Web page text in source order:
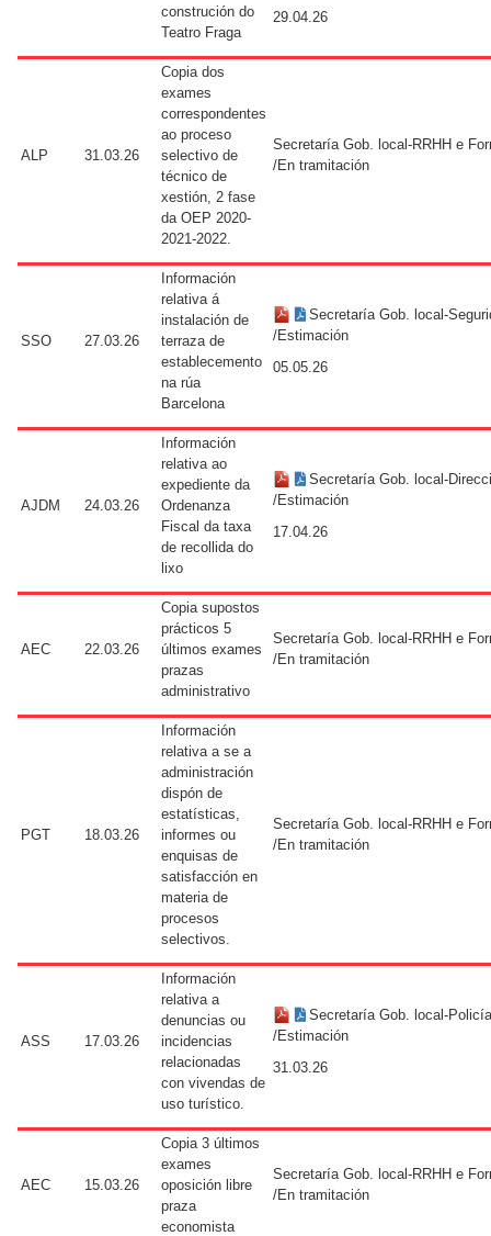
construción do
Teatro Fraga
29.04.26
ALP 31.03.26
Copia dos
exames
correspondentes
ao proceso
selectivo de
técnico de
xestión, 2 fase
da OEP 2020-
2021-2022.
Secretaría Gob. local-RRHH e
/En tramitación
SSO 27.03.26
Información
relativa á
instalación de
terraza de
establecemento
na rúa
Barcelona
Secretaría Gob. local-
/Estimación
05.05.26
AJDM 24.03.26
Información
relativa ao
expediente da
Ordenanza
Fiscal da taxa
de recollida do
lixo
Secretaría Gob. local-
/Estimación
17.04.26
AEC 22.03.26
Copia supostos
prácticos 5
últimos exames
prazas
administrativo
Secretaría Gob. local-RRHH e
/En tramitación
PGT 18.03.26
Información
relativa a se a
administración
dispón de
estatísticas,
informes ou
enquisas de
satisfacción en
materia de
procesos
selectivos.
Secretaría Gob. local-RRHH e
/En tramitación
ASS 17.03.26
Información
relativa a
denuncias ou
incidencias
relacionadas
con vivendas de
uso turístico.
Secretaría Gob. local-
/Estimación
31.03.26
AEC 15.03.26
Copia 3 últimos
exames
oposición libre
praza
economista
Secretaría Gob. local-RRHH e
/En tramitación